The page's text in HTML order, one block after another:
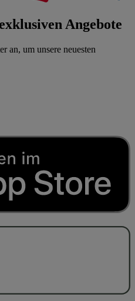
Angebote
an, um unsere neuesten